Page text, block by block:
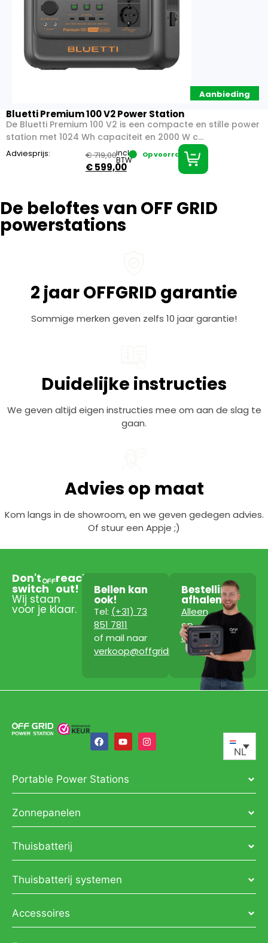
Aanbieding
Bluetti Premium 100 V2 Power Station
De Bluetti Premium 100 V2 is een compacte en stille power
station met 1024 Wh capaciteit en 2000 W c...
Adviesprijs: €719,00
€599,00
incl.
BTW
Op voorraad
De beloftes van OFF GRID
powerstations
2 jaar OFFGRID garantie
Sommige merken geven zelfs 10 jaar garantie!
Duidelijke instructies
We geven altijd eigen instructies mee om aan de slag te
gaan.
Advies op maat
Kom langs in de showroom, en we geven gedegen advies.
Of stuur een Appje ;)
Don't
switch
reach
out!
Wij staan
voor je klaar.
Bellen kan
ook!
Tel: (+31) 73
851 7811
of mail naar
verkoop@offgridpowerstation.com
Bestelling
afhalen?
Alleen
op
afspraak!
NL
Portable Power Stations
Zonnepanelen
Thuisbatterij
Thuisbatterij systemen
Accessoires